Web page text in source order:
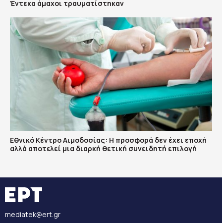
Έντεκα άμαχοι τραυματίστηκαν
Εθνικό Κέντρο Αιμοδοσίας: H προσφορά δεν έχει εποχή
αλλά αποτελεί μια διαρκή θετική συνειδητή επιλογή
mediatek@ert.gr